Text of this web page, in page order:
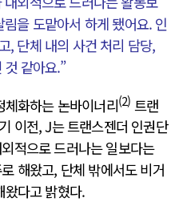
을 도맡아서 하게 됐어요. 인
, 단체 내의 사건 처리 담당,
같아요.”
체화하는 논바이너리(2) 트랜
이전, J는 트랜스젠더 인권단
적으로 드러나는 일보다는
해왔고, 단체 밖에서도 비거
왔다고 밝혔다.